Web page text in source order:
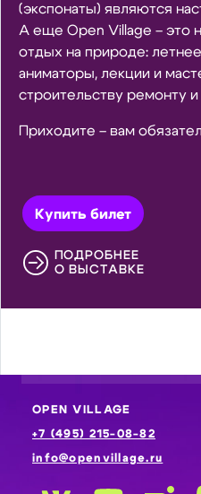
(экспонаты) являются
А еще Open Village – это
отдых на природе:
аниматоры, лекции и
строительству ремонту
Приходите – вам
Купить билет
ПОДРОБНЕЕ
О ВЫСТАВКЕ
OPEN VILLAGE
+7 (495) 215-08-82
info@openvillage.ru